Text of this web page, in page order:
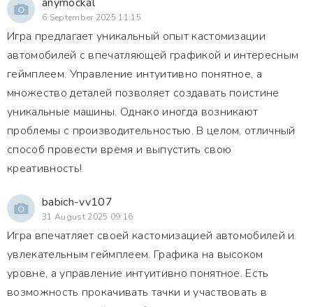
6 September 2025 11:15
Игра предлагает уникальный опыт кастомизации
автомобилей с впечатляющей графикой и интересным
геймплеем. Управление интуитивно понятное, а
множество деталей позволяет создавать поистине
уникальные машины. Однако иногда возникают
проблемы с производительностью. В целом, отличный
способ провести время и выпустить свою
креативность!
babich-vv107
31 August 2025 09:16
Игра впечатляет своей кастомизацией автомобилей и
увлекательным геймплеем. Графика на высоком
уровне, а управление интуитивно понятное. Есть
возможность прокачивать тачки и участвовать в